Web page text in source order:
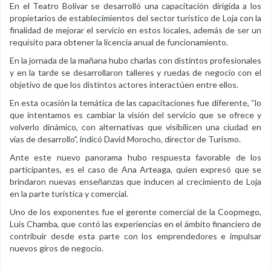
En el Teatro Bolívar se desarrolló una capacitación dirigida a los
propietarios de establecimientos del sector turístico de Loja con la
finalidad de mejorar el servicio en estos locales, además de ser un
requisito para obtener la licencia anual de funcionamiento.
En la jornada de la mañana hubo charlas con distintos profesionales
y en la tarde se desarrollaron talleres y ruedas de negocio con el
objetivo de que los distintos actores interactúen entre ellos.
En esta ocasión la temática de las capacitaciones fue diferente, “lo
que intentamos es cambiar la visión del servicio que se ofrece y
volverlo dinámico, con alternativas que visibilicen una ciudad en
vías de desarrollo”, indicó David Morocho, director de Turismo.
Ante este nuevo panorama hubo respuesta favorable de los
participantes, es el caso de Ana Arteaga, quien expresó que se
brindaron nuevas enseñanzas que inducen al crecimiento de Loja
en la parte turística y comercial.
Uno de los exponentes fue el gerente comercial de la Coopmego,
Luis Chamba, que contó las experiencias en el ámbito financiero de
contribuir desde esta parte con los emprendedores e impulsar
nuevos giros de negocio.